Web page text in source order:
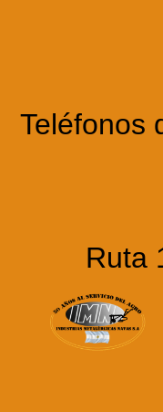
Teléfonos
Ruta